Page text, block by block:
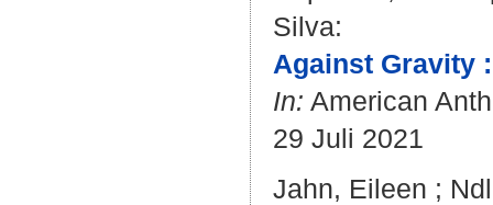
Silva:
Against Gravity
In: American
29 Juli 2021
Jahn, Eileen ;